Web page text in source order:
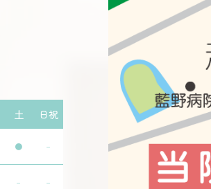
土 日祝
● －
－ －